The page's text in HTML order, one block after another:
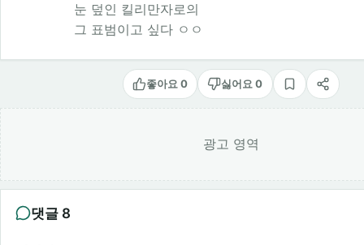
눈 덮인 킬리만자로의
그 표범이고 싶다 ㅇㅇ
좋아요 0 싫어요 0
스크랩공유
광고 영역
댓글 8